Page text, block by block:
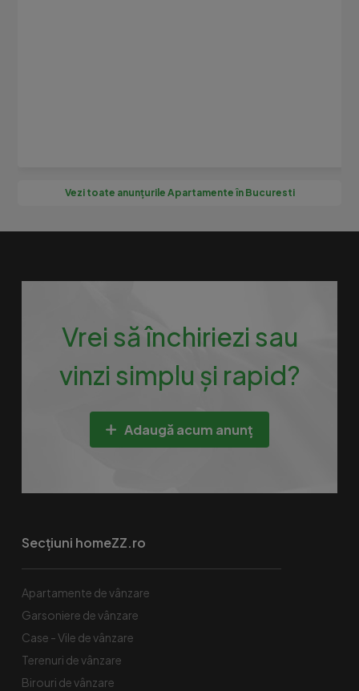
Vezi toate anunțurile Apartamente în Bucuresti
Vrei să închiriezi sau
vinzi simplu și rapid?
Adaugă acum anunț
Secțiuni homeZZ.ro
Apartamente de vânzare
Garsoniere de vânzare
Case - Vile de vânzare
Terenuri de vânzare
Birouri de vânzare